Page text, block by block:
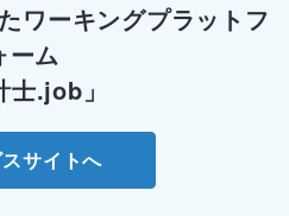
ワーキングプラットフ
ーム
士.job」
サイトへ